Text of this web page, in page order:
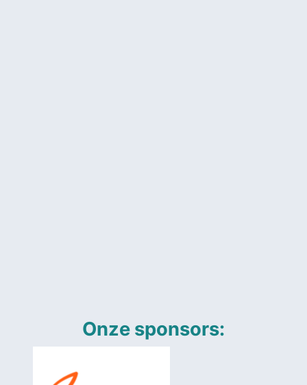
Onze sponsors: